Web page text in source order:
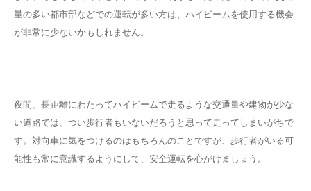
量の多い都市部などでの運転が多い方は、ハイビームを使用する機会
が非常に少ないかもしれません。
夜間、長距離にわたってハイビームで走るような交通量や建物が少な
い道路では、つい歩行者もいないだろうと思って走ってしまいがちで
す。対向車に気をつけるのはもちろんのことですが、歩行者がいる可
能性も常に意識するようにして、安全運転を心がけましょう。